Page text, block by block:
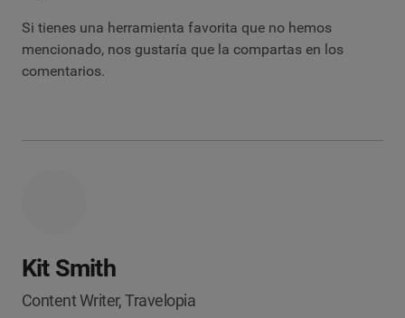
Si tienes una herramienta favorita que no hemos
mencionado, nos gustaría que la compartas en los
comentarios.
Kit Smith
Content Writer, Travelopia